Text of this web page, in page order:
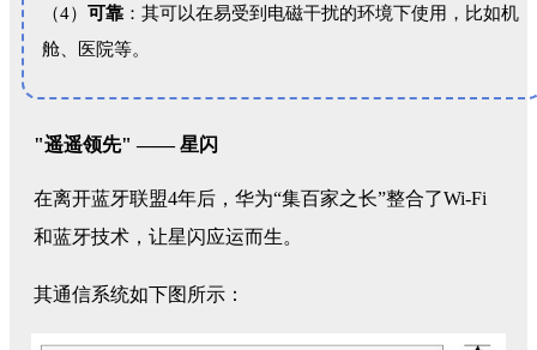
（4） 可靠 ：其可以在易受到电磁干扰的环境下使用，比如机
舱、医院等。
"遥遥领先" —— 星闪
在离开蓝牙联盟4年后，华为“集百家之长”整合了Wi-Fi
和蓝牙技术，让星闪应运而生。
其通信系统如下图所示：